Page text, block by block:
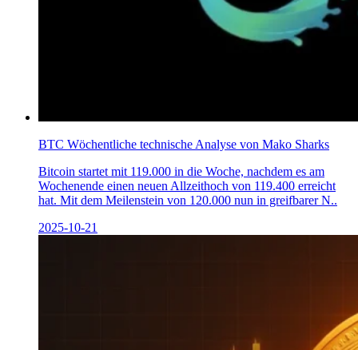
BTC Wöchentliche technische Analyse von Mako Sharks
Bitcoin startet mit 119.000 in die Woche, nachdem es am
Wochenende einen neuen Allzeithoch von 119.400 erreicht
hat. Mit dem Meilenstein von 120.000 nun in greifbarer N..
2025-10-21